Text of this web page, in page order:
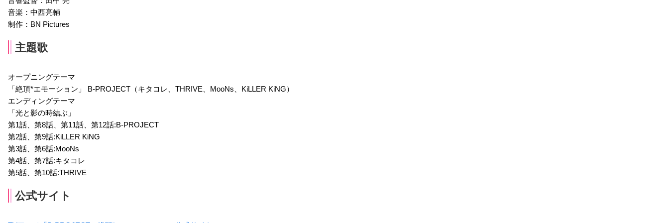
音楽：中西亮輔
制作：BN Pictures
主題歌
オープニングテーマ
「絶頂*エモーション」 B-PROJECT（キタコレ、THRIVE、MooNs、KiLLER KiNG）
エンディングテーマ
「光と影の時結ぶ」
第1話、第8話、第11話、第12話:B-PROJECT
第2話、第9話:KiLLER KiNG
第3話、第6話:MooNs
第4話、第7話:キタコレ
第5話、第10話:THRIVE
公式サイト